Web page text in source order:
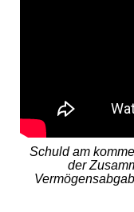
Schuld am
der